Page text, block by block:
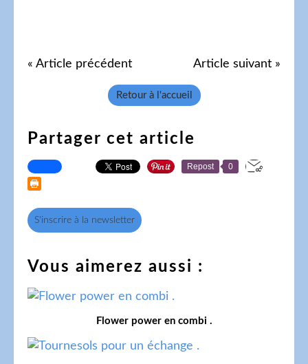
« Article précédent Article suivant »
Retour à l'accueil
Partager cet article
Repost 0
S'inscrire à la newsletter
Vous aimerez aussi :
Flower power en combi .